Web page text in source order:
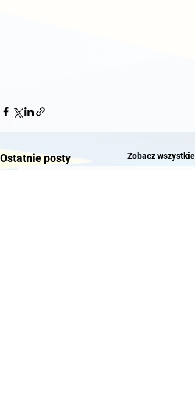
Ostatnie posty Zobacz wszystkie